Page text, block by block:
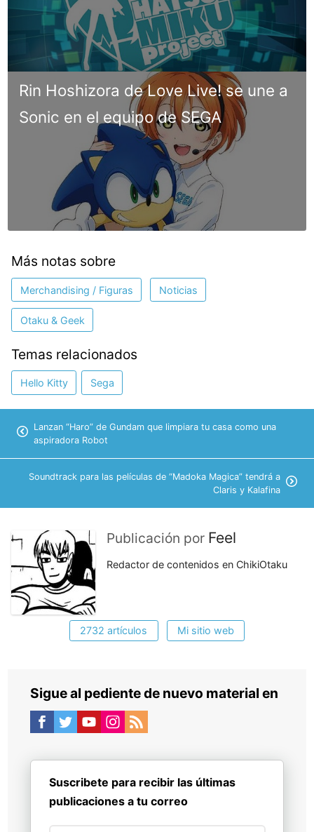
Rin Hoshizora de Love Live! se une a
Sonic en el equipo de SEGA
Más notas sobre
Merchandising / Figuras Noticias
Otaku & Geek
Temas relacionados
Hello Kitty Sega
Lanzan “Haro” de Gundam que limpiara tu casa como una
aspiradora Robot
Soundtrack para las películas de “Madoka Magica” tendrá a
Claris y Kalafina
Publicación por Feel
Redactor de contenidos en ChikiOtaku
2732 artículos Mi sitio web
Sigue al pediente de nuevo material en
Suscribete para recibir las últimas
publicaciones a tu correo